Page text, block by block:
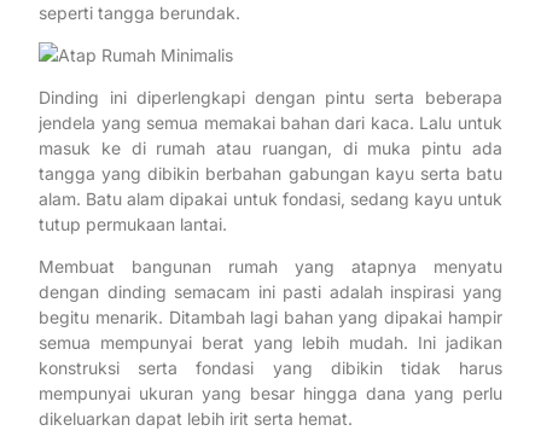
seperti tangga berundak.
Dinding ini diperlengkapi dengan pintu serta beberapa
jendela yang semua memakai bahan dari kaca. Lalu untuk
masuk ke di rumah atau ruangan, di muka pintu ada
tangga yang dibikin berbahan gabungan kayu serta batu
alam. Batu alam dipakai untuk fondasi, sedang kayu untuk
tutup permukaan lantai.
Membuat bangunan rumah yang atapnya menyatu
dengan dinding semacam ini pasti adalah inspirasi yang
begitu menarik. Ditambah lagi bahan yang dipakai hampir
semua mempunyai berat yang lebih mudah. Ini jadikan
konstruksi serta fondasi yang dibikin tidak harus
mempunyai ukuran yang besar hingga dana yang perlu
dikeluarkan dapat lebih irit serta hemat.